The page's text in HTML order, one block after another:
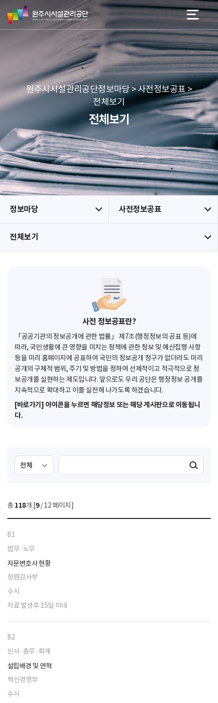
네
본문 바로가기
메뉴 바로가기
원
주
시
리
공
단
원주시시설관리공단정보마당 > 사전정보공표 >
전체보기
전체보기
정보마당 사전정보공표
전체보기
사전 정보공표란?
「공공기관의 정보공개에 관한 법률」 제7조(행정정보의 공표 등)에
따라, 국민생활에 큰 영향을 미치는 정책에 관한 정보 및 예산집행 사항
등을 미리 홈페이지에 공표하여 국민의 정보공개 청구가 없더라도 미리
공개의 구체적 범위, 주기 및 방법을 정하여 선제적이고 적극적으로 정
보공개를 실현하는 제도입니다. 앞으로도 우리 공단은 행정정보 공개를
지속적으로 확대하고 이를 실천해 나가도록 하겠습니다.
[바로가기] 아이콘을 누르면 해당정보 또는 해당 게시판으로 이동됩니
다.
검
색
선
택
색
검색실행
총 118개 [9/ 12 페이지]
81
법무·노무
자문변호사 현황
청렴감사부
수시
자료 발생후 15일 이내
82
인사·총무·회계
설립배경 및 연혁
혁신경영부
수시